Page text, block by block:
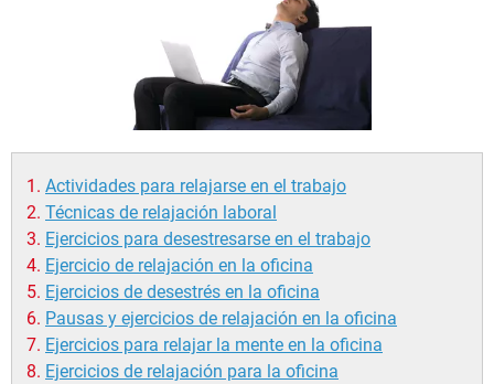
Actividades para relajarse en el trabajo
Técnicas de relajación laboral
Ejercicios para desestresarse en el trabajo
Ejercicio de relajación en la oficina
Ejercicios de desestrés en la oficina
Pausas y ejercicios de relajación en la oficina
Ejercicios para relajar la mente en la oficina
Ejercicios de relajación para la oficina